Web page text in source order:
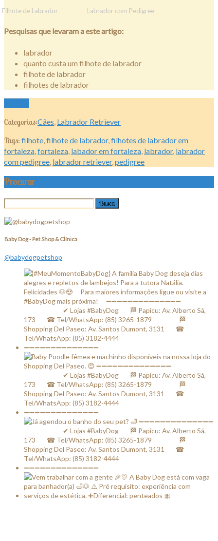
Filhote de Labrador Labrador com Pedigree
.
Pesquisas que levaram a este artigo:
labrador
quanto custa um filhote de labrador
filhote de labrador
filhotes de labrador
Categorias:Cães Labrador Retriever
Tags: filhote filhote de labrador, filhotes de labrador em
fortaleza fortaleza labador em fortaleza labrador, labrador
com pedigree labrador retriever, pedigree
Procurar
Baby Dog - Pet Shop & Clínica
@babydogpetshop